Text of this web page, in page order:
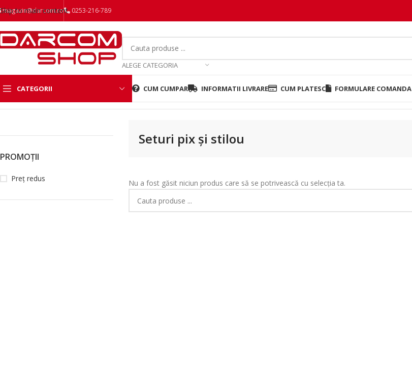
Skip to main content
magazin@darcom.ro 0253-216-789
ALEGE CATEGORIA
CATEGORII CUM CUMPAR INFORMATII LIVRARE CUM PLATESC FORMULARE COMANDA
Prima pagină Produse etichetate „Seturi pix și stilou”
PROMOȚII
Preț redus
Seturi pix și stilou
Nu a fost găsit niciun produs care să se potrivească cu selecția ta.